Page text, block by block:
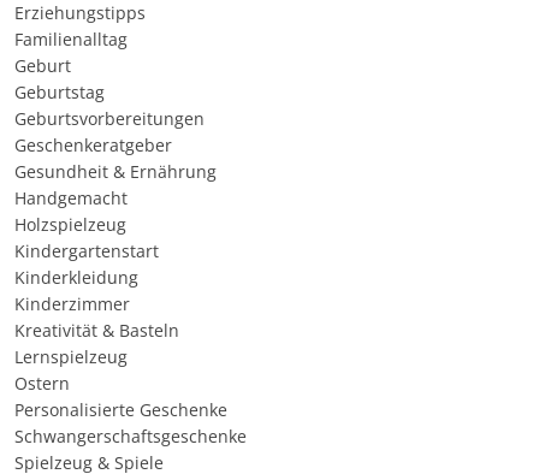
Erziehungstipps
Familienalltag
Geburt
Geburtstag
Geburtsvorbereitungen
Geschenkeratgeber
Gesundheit & Ernährung
Handgemacht
Holzspielzeug
Kindergartenstart
Kinderkleidung
Kinderzimmer
Kreativität & Basteln
Lernspielzeug
Ostern
Personalisierte Geschenke
Schwangerschaftsgeschenke
Spielzeug & Spiele